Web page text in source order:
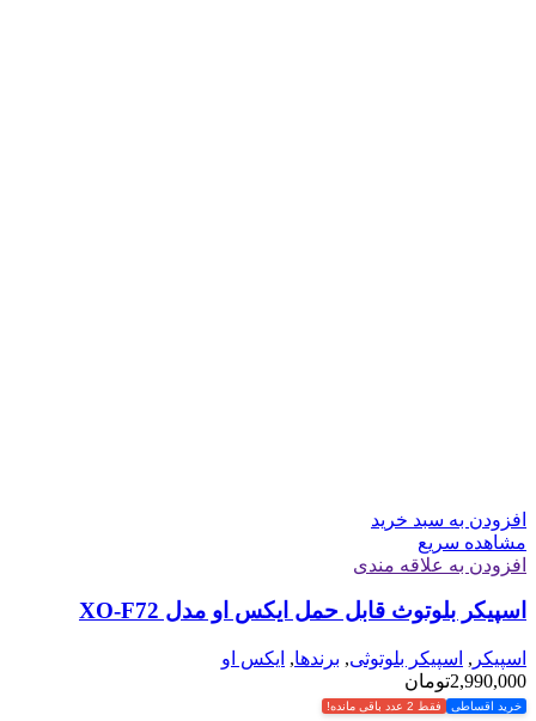
افزودن به سبد خرید
مشاهده سریع
افزودن به علاقه مندی
اسپیکر بلوتوث قابل حمل ایکس او مدل XO-F72
اسپیکر , اسپیکر بلوتوثی, برندها, ایکس او
2,990,000تومان
خرید اقساطی فقط 2 عدد باقی مانده!